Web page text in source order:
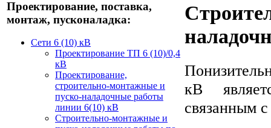
Проектирование, поставка,
монтаж, пусконаладка:
Сети 6 (10) кВ
Проектирование ТП 6 (10)/0,4
кВ
Проектирование,
строительно-монтажные и
пуско-наладочные работы
линии 6(10) кВ
Строительно-монтажные и
кВ
связанным